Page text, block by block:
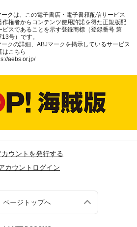
ークは、この電子書店・電子書籍配信サービス
作権者からコンテンツ使用許諾を得た正規版配
ビスであることを示す登録商標（登録番号 第
号）です。
ークの詳細、ABJマークを掲示しているサービス
はこちら
aebs.or.jp/
ウントを発行する
カウントログイン
ページトップへ